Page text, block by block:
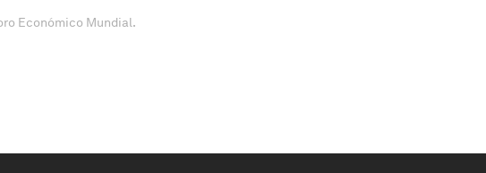
Económico Mundial.